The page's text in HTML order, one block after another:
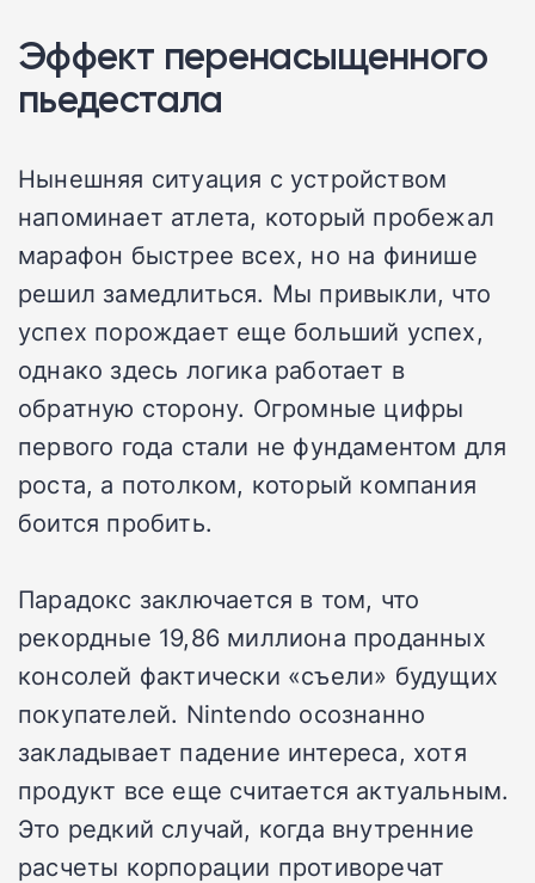
Эффект перенасыщенного
пьедестала
Нынешняя ситуация с устройством
напоминает атлета, который пробежал
марафон быстрее всех, но на финише
решил замедлиться. Мы привыкли, что
успех порождает еще больший успех,
однако здесь логика работает в
обратную сторону. Огромные цифры
первого года стали не фундаментом для
роста, а потолком, который компания
боится пробить.
Парадокс заключается в том, что
рекордные 19,86 миллиона проданных
консолей фактически «съели» будущих
покупателей. Nintendo осознанно
закладывает падение интереса, хотя
продукт все еще считается актуальным.
Это редкий случай, когда внутренние
расчеты корпорации противоречат